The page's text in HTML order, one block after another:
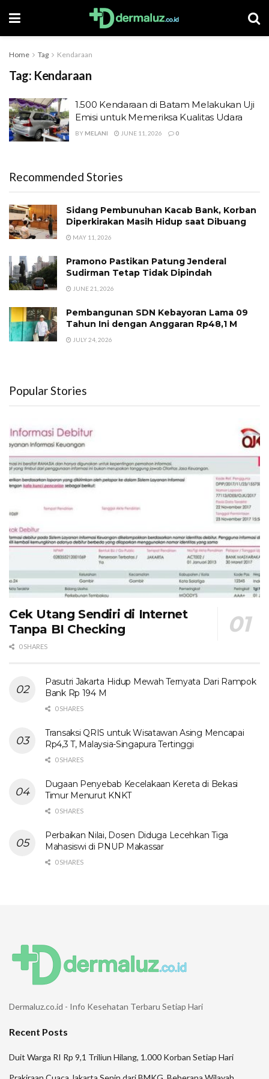
Home Tag Kendaraan
Tag: Kendaraan
1.500 Kendaraan di Batam Melakukan Uji
Emisi untuk Memeriksa Kualitas Udara
BY MELANI JUNE 11, 2026 0
Recommended Stories
Sidang Pembunuhan Kacab Bank, Korban
Diperkirakan Masih Hidup saat Dibuang
MAY 11, 2026
Pramono Pastikan Patung Jenderal
Sudirman Tetap Tidak Dipindah
JUNE 21, 2026
Pembangunan SDN Kebayoran Lama 09
Tahun Ini dengan Anggaran Rp48,1 M
JULY 24, 2026
Popular Stories
Cek Utang Sendiri di Internet
Tanpa BI Checking
0 SHARES
Pasutri Jakarta Hidup Mewah Ternyata Dari Rampok
Bank Rp 194 M
0 SHARES
Transaksi QRIS untuk Wisatawan Asing Mencapai
Rp4,3 T, Malaysia-Singapura Tertinggi
0 SHARES
Dugaan Penyebab Kecelakaan Kereta di Bekasi
Timur Menurut KNKT
0 SHARES
Perbaikan Nilai, Dosen Diduga Lecehkan Tiga
Mahasiswi di PNUP Makassar
0 SHARES
Dermaluz.co.id - Info Kesehatan Terbaru Setiap Hari
Recent Posts
Duit Warga RI Rp 9,1 Triliun Hilang, 1.000 Korban Setiap Hari